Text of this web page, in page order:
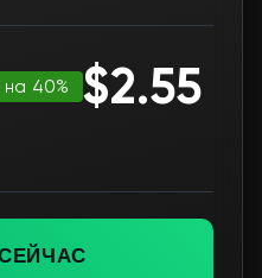
40% $2.55